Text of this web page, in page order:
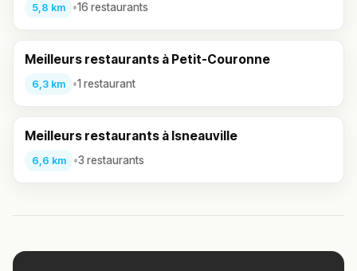
5,8 km •16 restaurants
Meilleurs restaurants à Petit-Couronne
6,3 km •1 restaurant
Meilleurs restaurants à Isneauville
6,6 km •3 restaurants